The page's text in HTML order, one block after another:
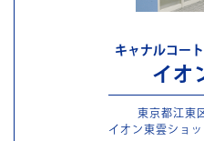
キャナルコー
イオ
東京都江東
イオン東雲ショ